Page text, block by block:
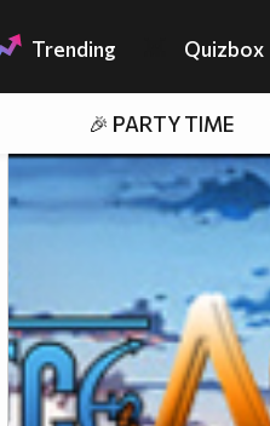
Trending Quizbox
🎉 PARTY TIME